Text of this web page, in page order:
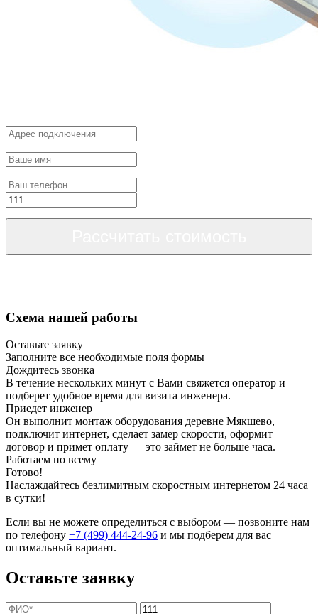
Схема нашей работы
Оставьте заявку
Заполните все необходимые поля формы
Дождитесь звонка
В течение нескольких минут с Вами свяжется оператор и
подберет удобное время для визита инженера.
Приедет инженер
Он выполнит монтаж оборудования деревне Мякшево,
подключит интернет, сделает замер скорости, оформит
договор и примет оплату — это займет не больше часа.
Работаем по всему
Готово!
Наслаждайтесь безлимитным скоростным интернетом 24 часа
в сутки!
Если вы не можете определиться с выбором — позвоните нам
по телефону +7 (499) 444-24-96 и мы подберем для вас
оптимальный вариант.
Оставьте заявку